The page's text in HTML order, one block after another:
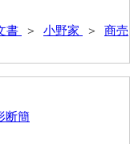
書 ＞ 小野家 ＞ 商売
断簡